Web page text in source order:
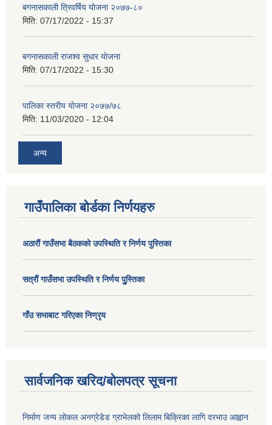
बगनासकाली त्रिवर्षिय याेजना २०७७-८०
मिति: 07/17/2022 - 15:37
बगनासकाली राजश्व सुधार याेजना
मिति: 07/17/2022 - 15:30
पालिका स्तरीय योजना २०७७/७८
मिति: 11/03/2020 - 12:04
अन्य
गाउँपालिका बोर्डका निर्णयहरु
अठाराैं गाउँसभा बैठकको उपस्थिति र निर्णय पुस्तिका
सत्राैं गाउँसभा उपस्थिति र निर्णय पुु्स्तिका
गाँउ सभाबाट गरिएका निण्रृय
सार्वजनिक खरिद/बोलपत्र सूचना
निर्माण जन्य लोकल अनग्रेडेड ग्राभेलको लिलाम बिक्रिका लागि दरभाउ आह्वान